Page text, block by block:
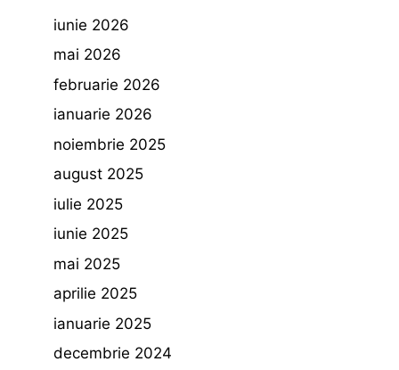
iunie 2026
mai 2026
februarie 2026
ianuarie 2026
noiembrie 2025
august 2025
iulie 2025
iunie 2025
mai 2025
aprilie 2025
ianuarie 2025
decembrie 2024